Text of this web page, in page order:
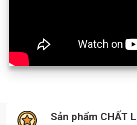
Sản phẩm CHẤT